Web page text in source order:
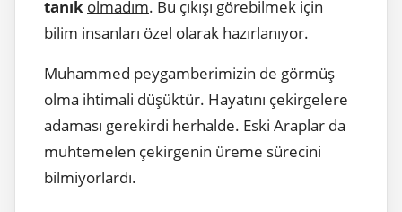
tanık olmadım. Bu çıkışı görebilmek için
bilim insanları özel olarak hazırlanıyor.
Muhammed peygamberimizin de görmüş
olma ihtimali düşüktür. Hayatını çekirgelere
adaması gerekirdi herhalde. Eski Araplar da
muhtemelen çekirgenin üreme sürecini
bilmiyorlardı.